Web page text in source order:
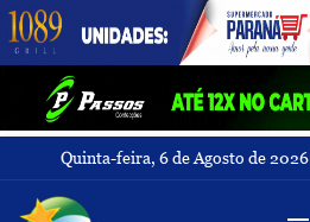
Quinta-feira, 6 de Agosto de 2026
Fechar Menu
Últimas